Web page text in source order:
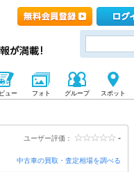
ュー フォト グループ スポット
ユーザー評価： -
中古車の買取・査定相場を調べる